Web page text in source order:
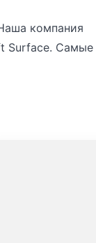
компания
Surface. Самые